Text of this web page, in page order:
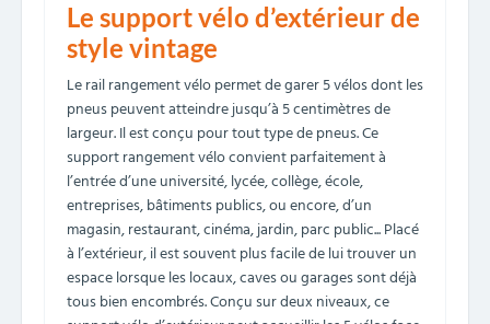
Le support vélo d’extérieur de
style vintage
Le rail rangement vélo permet de garer 5 vélos dont les
pneus peuvent atteindre jusqu’à 5 centimètres de
largeur. Il est conçu pour tout type de pneus. Ce
support rangement vélo convient parfaitement à
l’entrée d’une université, lycée, collège, école,
entreprises, bâtiments publics, ou encore, d’un
magasin, restaurant, cinéma, jardin, parc public... Placé
à l’extérieur, il est souvent plus facile de lui trouver un
espace lorsque les locaux, caves ou garages sont déjà
tous bien encombrés. Conçu sur deux niveaux, ce